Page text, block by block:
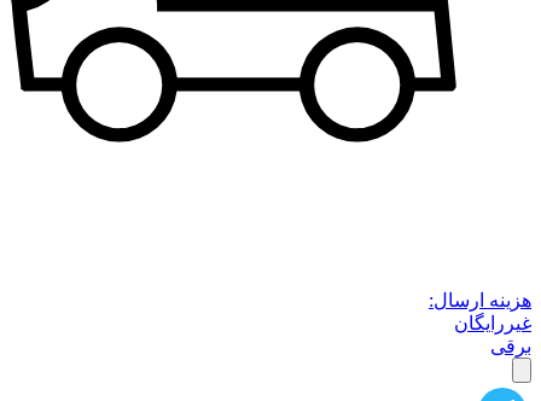
هزینه ارسال:
غیررایگان
برقی